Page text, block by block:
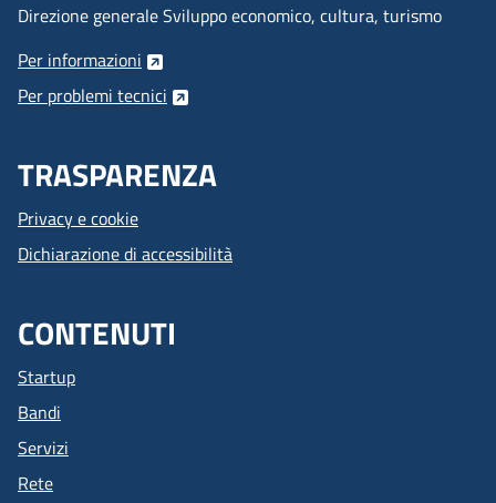
Direzione generale Sviluppo economico, cultura, turismo
Per informazioni
Per problemi tecnici
TRASPARENZA
Privacy e cookie
Dichiarazione di accessibilità
CONTENUTI
Startup
Bandi
Servizi
Rete